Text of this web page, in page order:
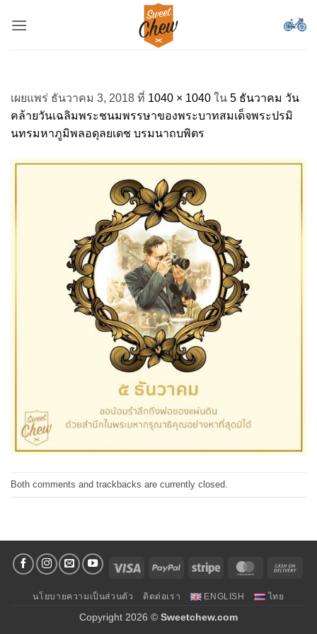
เผยแพร่ ธันวาคม 3, 2018 ที่ 1040 × 1040 ใน 5 ธันวาคม วัน
คล้ายวันเฉลิมพระชนมพรรษาของพระบาทสมเด็จพระปรมิ
นทรมหาภูมิพลอดุลยเดช บรมนาถบพิตร
Both comments and trackbacks are currently closed.
Visa PayPal Stripe MasterCard
นโยบายความเป็นส่วนตัว ติดต่อเรา ENGLISH ไทย
Copyright 2026 © Sweetchew.com